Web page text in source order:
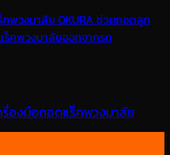
รื่องมือถอดแร็คพวงมาลัย